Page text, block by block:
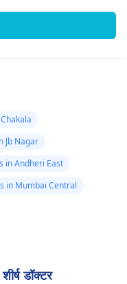
Jb Nagar
in Andheri East
in Mumbai Central
डॉक्टर